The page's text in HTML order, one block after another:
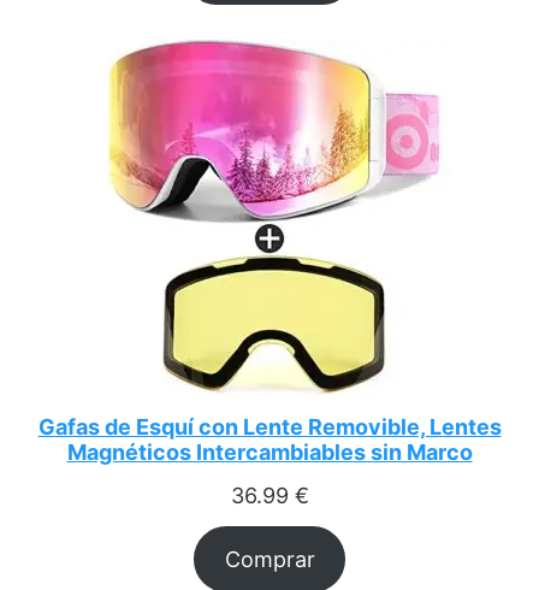
Gafas de Esquí con Lente Removible, Lentes
Magnéticos Intercambiables sin Marco
36.99 €
Comprar